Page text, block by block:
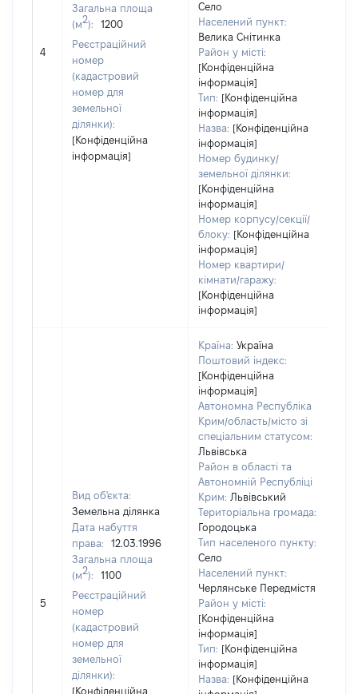
4
Загальна площа
(м2):
1200
Реєстраційний
номер
(кадастровий
номер для
земельної
ділянки):
[Конфіденційна
інформація]
Село
Населений пункт:
Велика Снітинка
Район у місті:
[Конфіденційна
інформація]
Тип: [Конфіденційна
інформація]
Назва: [Конфіденційна
інформація]
Номер будинку/
земельної ділянки:
[Конфіденційна
інформація]
Номер корпусу/секції/
блоку: [Конфіденційна
інформація]
Номер квартири/
кімнати/гаражу:
[Конфіденційна
інформація]
5
Вид об'єкта:
Земельна ділянка
Дата набуття
права:
12.03.1996
Загальна площа
(м2):
1100
Реєстраційний
номер
(кадастровий
номер для
земельної
ділянки):
[Конфіденційна
Країна: Україна
Поштовий індекс:
[Конфіденційна
інформація]
Автономна Республіка
Крим/область/місто зі
спеціальним статусом:
Львівська
Район в області та
Автономній Республіці
Крим: Львівський
Територіальна громада:
Городоцька
Тип населеного пункту:
Село
Населений пункт:
Черлянське Передмістя
Район у місті:
[Конфіденційна
інформація]
Тип: [Конфіденційна
інформація]
Назва: [Конфіденційна